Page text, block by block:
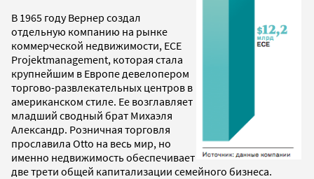
В 1965 году Вернер создал
отдельную компанию на рынке
коммерческой недвижимости, ECE
Projektmanagement, которая стала
крупнейшим в Европе девелопером
торгово-развлекательных центров в
американском стиле. Ее возглавляет
младший сводный брат Михаэля
Александр. Розничная торговля
прославила Otto на весь мир, но
именно недвижимость обеспечивает
две трети общей капитализации семейного бизнеса.